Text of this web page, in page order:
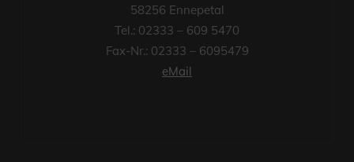
58256 Ennepetal
Tel.: 02333 – 609 5470
Fax-Nr.: 02333 – 6095479
eMail